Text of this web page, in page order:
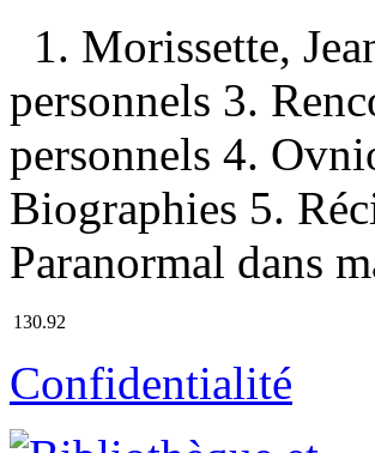
1. Morissette,
personnels 3.
personnels 4.
Biographies 5.
Paranormal dans
130.92
Confidentialité